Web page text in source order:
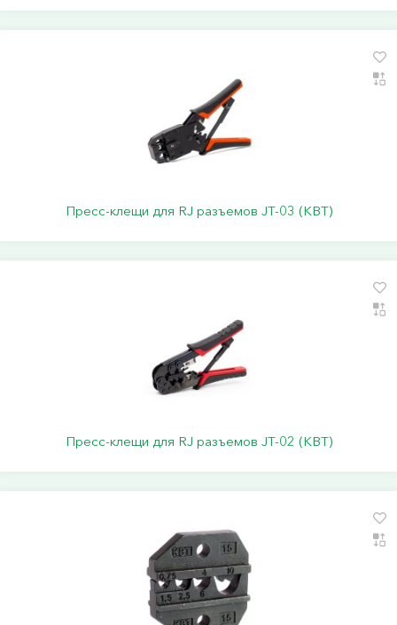
Пресс-клещи для RJ разъемов JT-03 (КВТ)
Пресс-клещи для RJ разъемов JT-02 (КВТ)